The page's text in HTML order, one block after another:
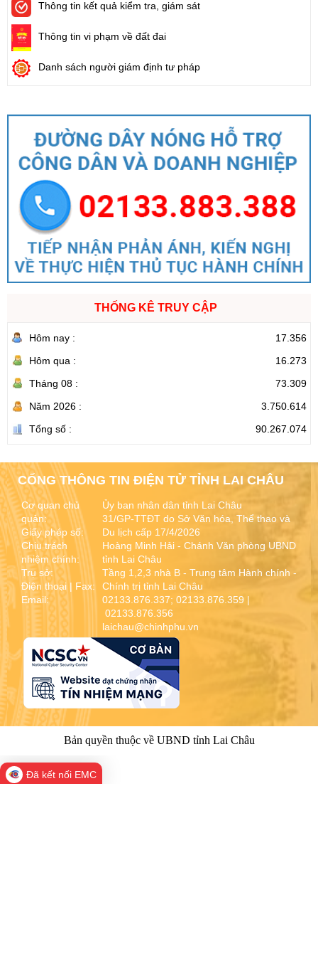
Thông tin kết quả kiểm tra, giám sát
Thông tin vi phạm về đất đai
Danh sách người giám định tư pháp
THỐNG KÊ TRUY CẬP
Hôm nay :
17.356
Hôm qua :
16.273
Tháng 08 :
73.309
Năm 2026 :
3.750.614
Tổng số :
90.267.074
CỔNG THÔNG TIN ĐIỆN TỬ TỈNH LAI CHÂU
Cơ quan chủ
quản:
Giấy phép số:
Chịu trách
nhiệm chính:
Trụ sở:
Điện thoại | Fax:
Email:
Ủy ban nhân dân tỉnh Lai Châu
31/GP-TTĐT do Sở Văn hóa, Thể thao và
Du lịch cấp 17/4/2026
Hoàng Minh Hải - Chánh Văn phòng UBND
tỉnh Lai Châu
Tầng 1,2,3 nhà B - Trung tâm Hành chính -
Chính trị tỉnh Lai Châu
02133.876.337; 02133.876.359 |
02133.876.356
laichau@chinhphu.vn
Bản quyền thuộc về UBND tỉnh Lai Châu
Đã kết nối EMC